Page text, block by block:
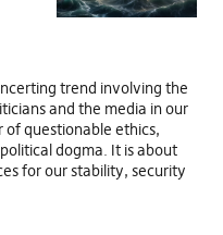
trend involving the
and the media in our
of questionable ethics,
dogma. It is about
for our stability, security